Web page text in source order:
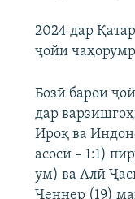
2024 дар
ҷойи
Бозӣ барои
дар
Ироқ ва
асосӣ – 1:1)
ум) ва Алӣ
Ҷеннер (19)